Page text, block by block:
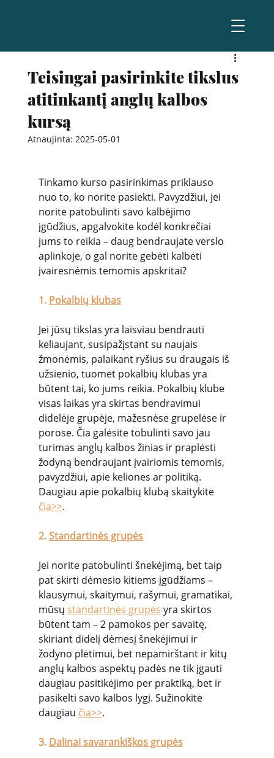
Teisingai pasirinkite tikslus
atitinkantį anglų kalbos
kursą
Atnaujinta: 2025-05-01
Tinkamo kurso pasirinkimas priklauso
nuo to, ko norite pasiekti. Pavyzdžiui, jei
norite patobulinti savo kalbėjimo
įgūdžius, apgalvokite kodėl konkrečiai
jums to reikia – daug bendraujate verslo
aplinkoje, o gal norite gebėti kalbėti
įvairesnėmis temomis apskritai?
1. Pokalbių klubas
Jei jūsų tikslas yra laisviau bendrauti
keliaujant, susipažįstant su naujais
žmonėmis, palaikant ryšius su draugais iš
užsienio, tuomet pokalbių klubas yra
būtent tai, ko jums reikia. Pokalbių klube
visas laikas yra skirtas bendravimui
didelėje grupėje, mažesnėse grupelėse ir
porose. Čia galėsite tobulinti savo jau
turimas anglų kalbos žinias ir praplėsti
žodyną bendraujant įvairiomis temomis,
pavyzdžiui, apie keliones ar politiką.
Daugiau apie pokalbių klubą skaitykite
čia>>.
2. Standartinės grupės
Jei norite patobulinti šnekėjimą, bet taip
pat skirti dėmesio kitiems įgūdžiams –
klausymui, skaitymui, rašymui, gramatikai,
mūsų standartinės grupės yra skirtos
būtent tam – 2 pamokos per savaitę,
skiriant didelį dėmesį šnekėjimui ir
žodyno plėtimui, bet nepamirštant ir kitų
anglų kalbos aspektų padės ne tik įgauti
daugiau pasitikėjimo per praktiką, bet ir
pasikelti savo kalbos lygį. Sužinokite
daugiau čia>>.
3. Dalinai savarankiškos grupės